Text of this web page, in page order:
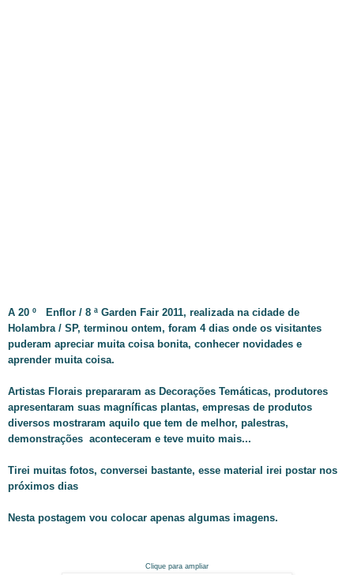
A 20 º Enflor / 8 ª Garden Fair 2011, realizada na cidade de
Holambra / SP, terminou ontem, foram 4 dias onde os visitantes
puderam apreciar muita coisa bonita, conhecer novidades e
aprender muita coisa.
Artistas Florais prepararam as Decorações Temáticas, produtores
apresentaram suas magníficas plantas, empresas de produtos
diversos mostraram aquilo que tem de melhor, palestras,
demonstrações aconteceram e teve muito mais...
Tirei muitas fotos, conversei bastante, esse material irei postar nos
próximos dias
Nesta postagem vou colocar apenas algumas imagens.
Clique para ampliar